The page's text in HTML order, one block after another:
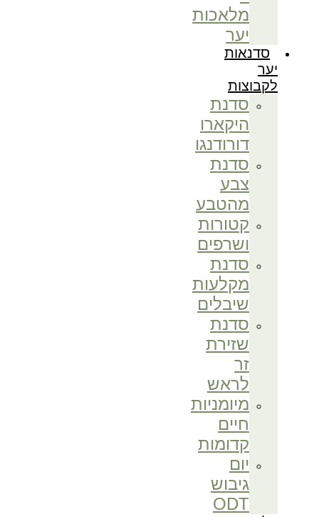
מלאכות
יער
סדנאות
יער
לקבוצות
סדנת
היקארו
דורודנגו
סדנת
צבע
מהטבע
קטורות
ושרפים
סדנת
מקלעות
שיבלים
סדנת
שזירת
זר
לראש
מיומניות
חיים
קדומות
יום
גיבוש
ODT